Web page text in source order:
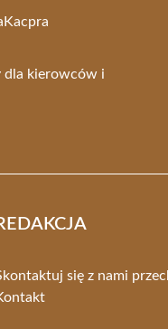
dla kierowców i
się z nami